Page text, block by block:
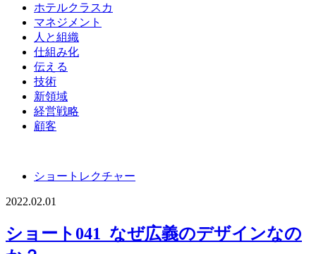
ホテルクラスカ
マネジメント
人と組織
仕組み化
伝える
技術
新領域
経営戦略
顧客
ショートレクチャー
2022.02.01
ショート041_なぜ広義のデザインなの